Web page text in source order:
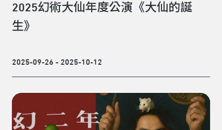
2025幻術大仙年度公演《大仙的誕
生》
2025-09-26 - 2025-10-12